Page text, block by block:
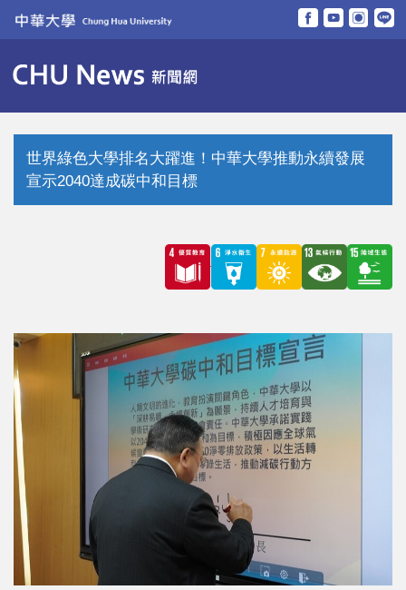
跳
要
內
世界綠色大學排名大躍進！中華大學推動永續發展
宣示2040達成碳中和目標